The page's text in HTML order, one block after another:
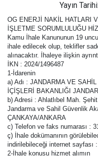
Yayın Tarihi:
OG ENERJİ NAKİL HATLARI
İŞLETME SORUMLULUĞU
Kamu İhale Kanununun 19
ihale edilecek olup, teklifler
alınacaktır. İhaleye ilişkin
İKN : 2024/1496487
1-İdarenin
a) Adı : JANDARMA VE
İÇİŞLERİ BAKANLIĞI
b) Adresi : Ahlatlıbel Mah.
Jandarma ve Sahil Güvenlik
ÇANKAYA/ANKARA
c) Telefon ve faks numarası :
ç) İhale dokümanının
indirilebileceği internet
2-İhale konusu hizmet alımın